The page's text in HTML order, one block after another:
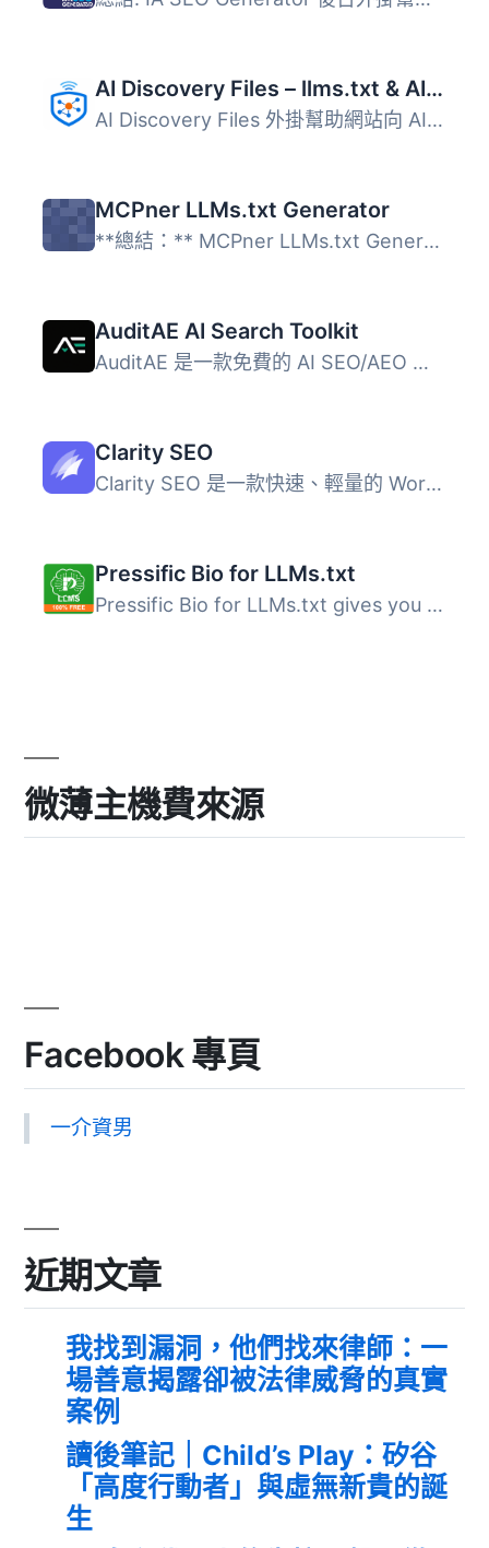
AI Discovery Files – llms.txt & AI Visibility
AI Discovery Files 外掛幫助網站向 AI 系統提供準確的商業資...
MCPner LLMs.txt Generator
**總結：** MCPner LLMs.txt Generator是一個能從您的WordP...
AuditAE AI Search Toolkit
AuditAE 是一款免費的 AI SEO/AEO 工具包，旨在提升您的 Word...
Clarity SEO
Clarity SEO 是一款快速、輕量的 WordPress SEO 外掛，提供專...
Pressific Bio for LLMs.txt
Pressific Bio for LLMs.txt gives you complete control ove...
微薄主機費來源
Facebook 專頁
一介資男
近期文章
我找到漏洞，他們找來律師：一
場善意揭露卻被法律威脅的真實
案例
讀後筆記｜Child’s Play：矽谷
「高度行動者」與虛無新貴的誕
生